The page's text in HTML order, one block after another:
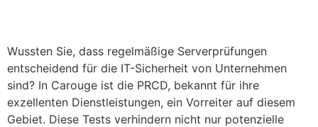
Wussten Sie, dass regelmäßige Serverprüfungen
entscheidend für die IT-Sicherheit von Unternehmen
sind? In Carouge ist die PRCD, bekannt für ihre
exzellenten Dienstleistungen, ein Vorreiter auf diesem
Gebiet. Diese Tests verhindern nicht nur potenzielle